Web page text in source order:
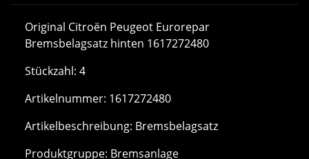
Original Citroën Peugeot Eurorepar
Bremsbelagsatz hinten 1617272480
Stückzahl: 4
Artikelnummer: 1617272480
Artikelbeschreibung: Bremsbelagsatz
Produktgruppe: Bremsanlage